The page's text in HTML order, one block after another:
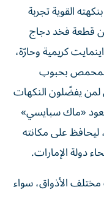
القوية تجربة
قطعة فخد دجاج
كريمية وحارّة،
بحبوب
لمن يفضّلون النكهات
يعود «ماك سبايسي»
ليحافظ على مكانته
دولة الإمارات.
الأذواق، سواء